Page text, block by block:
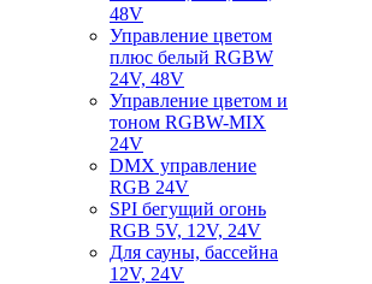
48V
Управление цветом
плюс белый RGBW
24V, 48V
Управление цветом и
тоном RGBW-MIX
24V
DMX управление
RGB 24V
SPI бегущий огонь
RGB 5V, 12V, 24V
Для сауны, бассейна
12V, 24V